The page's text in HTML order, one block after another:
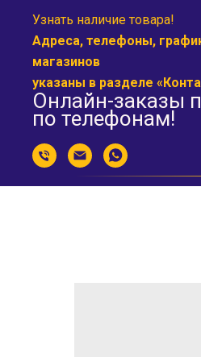
Узнать наличие товара!
Адреса, телефоны,
магазинов
указаны в разделе «
Онлайн-заказы
по телефонам!